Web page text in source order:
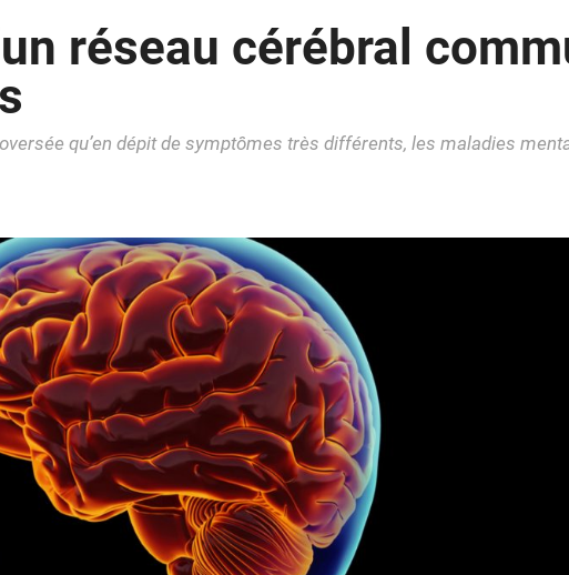
réseau cérébral
qu’en dépit de symptômes très différents, les maladies